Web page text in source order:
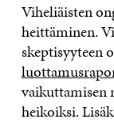
Viheliäisten
heittäminen.
skeptisyyteen
vaikuttamisen
heikoiksi.